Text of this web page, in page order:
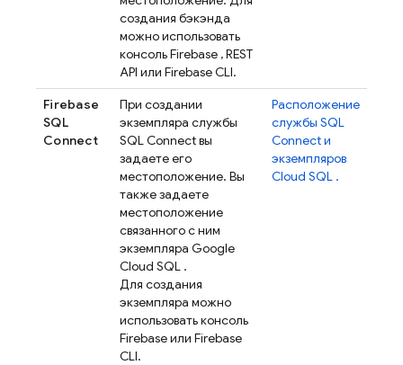
создания бэкэнда
можно использовать
консольFirebase , REST
API или FirebaseCLI.
Firebase
SQL
Connect
При создании
экземпляра службы
SQL Connectвы
задаете его
местоположение. Вы
также задаете
местоположение
связанного с ним
экземпляра Google
Cloud SQL .
Для создания
экземпляра можно
использовать консоль
Firebaseили Firebase
CLI.
Расположение
службы SQL
Connectи
экземпляров
Cloud SQL .